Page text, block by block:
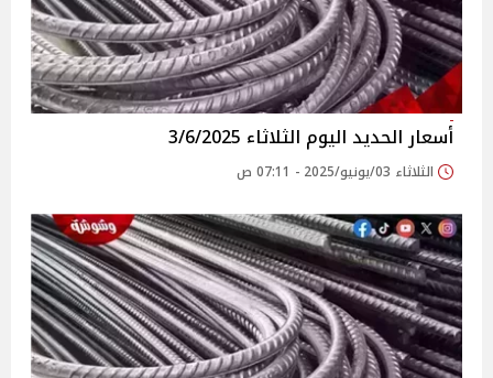
أسعار الحديد اليوم الثلاثاء 3/6/2025
الثلاثاء 03/يونيو/2025 - 07:11 ص